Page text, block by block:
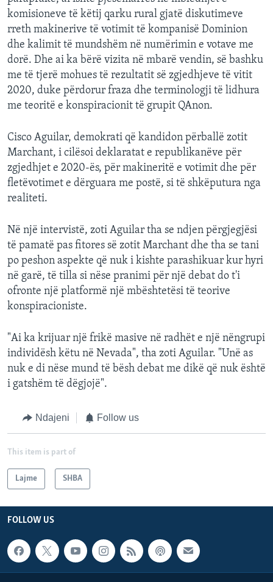
komisioneve të këtij qarku rural gjatë diskutimeve
rreth makinerive të votimit të kompanisë Dominion
dhe kalimit të mundshëm në numërimin e votave me
dorë. Dhe ai ka bërë vizita në mbarë vendin, së bashku
me të tjerë mohues të rezultatit së zgjedhjeve të vitit
2020, duke përdorur fraza dhe terminologji të lidhura
me teoritë e konspiracionit të grupit QAnon.
Cisco Aguilar, demokrati që kandidon përballë zotit
Marchant, i cilësoi deklaratat e republikanëve për
zgjedhjet e 2020-ës, për makineritë e votimit dhe për
fletëvotimet e dërguara me postë, si të shkëputura nga
realiteti.
Në një intervistë, zoti Aguilar tha se ndjen përgjegjësi
të pamatë pas fitores së zotit Marchant dhe tha se tani
po peshon aspekte që nuk i kishte parashikuar kur hyri
në garë, të tilla si nëse pranimi për një debat do t'i
ofronte një platformë një mbështetësi të teorive
konspiracioniste.
"Ai ka krijuar një frikë masive në radhët e një nëngrupi
individësh këtu në Nevada", tha zoti Aguilar. "Unë as
nuk e di nëse mund të bësh debat me dikë që nuk është
i gatshëm të dëgjojë".
Ndajeni Follow us
This item is part of
Lajme SHBA
FOLLOW US